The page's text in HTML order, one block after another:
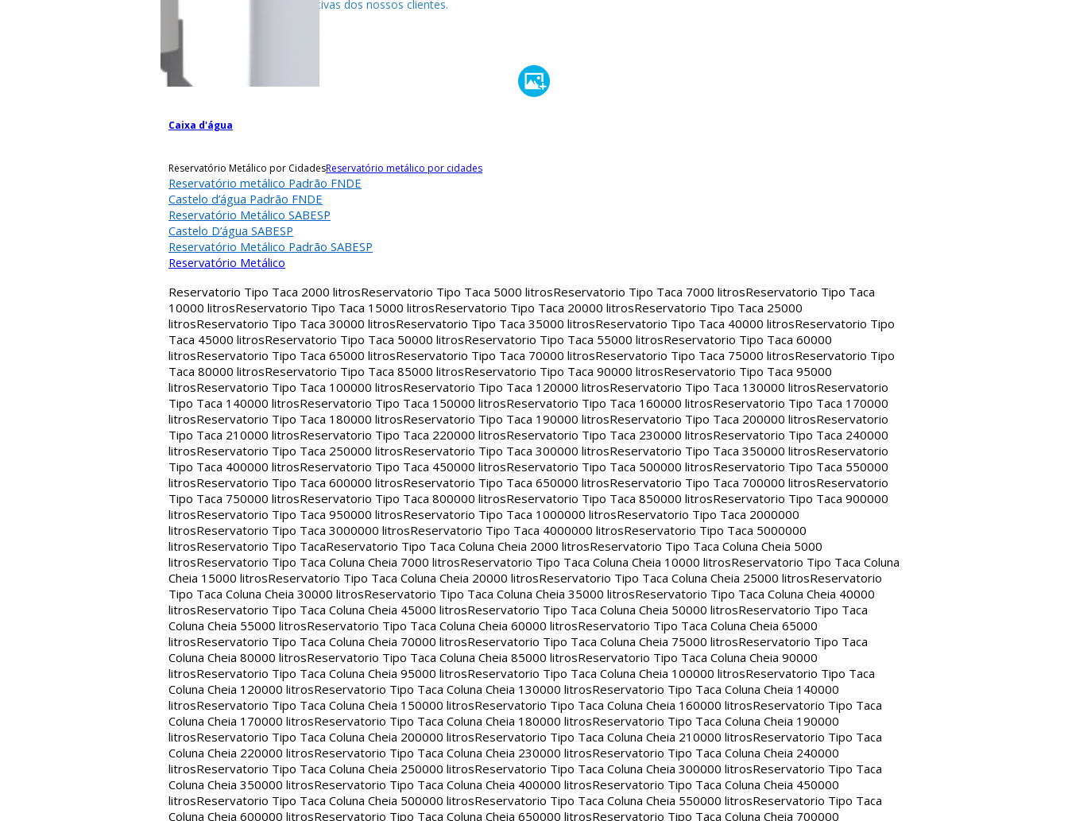
espectativas dos nossos clientes.
Caixa d'água
Reservatório Metálico por CidadesReservatório metálico por cidades
Reservatório metálico Padrão FNDE
Castelo d’água Padrão FNDE
Reservatório Metálico SABESP
Castelo D’água SABESP
Reservatório Metálico Padrão SABESP
Reservatório Metálico
Reservatorio Tipo Taca 2000 litrosReservatorio Tipo Taca 5000 litrosReservatorio Tipo Taca 7000 litrosReservatorio Tipo Taca
10000 litrosReservatorio Tipo Taca 15000 litrosReservatorio Tipo Taca 20000 litrosReservatorio Tipo Taca 25000
litrosReservatorio Tipo Taca 30000 litrosReservatorio Tipo Taca 35000 litrosReservatorio Tipo Taca 40000 litrosReservatorio Tipo
Taca 45000 litrosReservatorio Tipo Taca 50000 litrosReservatorio Tipo Taca 55000 litrosReservatorio Tipo Taca 60000
litrosReservatorio Tipo Taca 65000 litrosReservatorio Tipo Taca 70000 litrosReservatorio Tipo Taca 75000 litrosReservatorio Tipo
Taca 80000 litrosReservatorio Tipo Taca 85000 litrosReservatorio Tipo Taca 90000 litrosReservatorio Tipo Taca 95000
litrosReservatorio Tipo Taca 100000 litrosReservatorio Tipo Taca 120000 litrosReservatorio Tipo Taca 130000 litrosReservatorio
Tipo Taca 140000 litrosReservatorio Tipo Taca 150000 litrosReservatorio Tipo Taca 160000 litrosReservatorio Tipo Taca 170000
litrosReservatorio Tipo Taca 180000 litrosReservatorio Tipo Taca 190000 litrosReservatorio Tipo Taca 200000 litrosReservatorio
Tipo Taca 210000 litrosReservatorio Tipo Taca 220000 litrosReservatorio Tipo Taca 230000 litrosReservatorio Tipo Taca 240000
litrosReservatorio Tipo Taca 250000 litrosReservatorio Tipo Taca 300000 litrosReservatorio Tipo Taca 350000 litrosReservatorio
Tipo Taca 400000 litrosReservatorio Tipo Taca 450000 litrosReservatorio Tipo Taca 500000 litrosReservatorio Tipo Taca 550000
litrosReservatorio Tipo Taca 600000 litrosReservatorio Tipo Taca 650000 litrosReservatorio Tipo Taca 700000 litrosReservatorio
Tipo Taca 750000 litrosReservatorio Tipo Taca 800000 litrosReservatorio Tipo Taca 850000 litrosReservatorio Tipo Taca 900000
litrosReservatorio Tipo Taca 950000 litrosReservatorio Tipo Taca 1000000 litrosReservatorio Tipo Taca 2000000
litrosReservatorio Tipo Taca 3000000 litrosReservatorio Tipo Taca 4000000 litrosReservatorio Tipo Taca 5000000
litrosReservatorio Tipo TacaReservatorio Tipo Taca Coluna Cheia 2000 litrosReservatorio Tipo Taca Coluna Cheia 5000
litrosReservatorio Tipo Taca Coluna Cheia 7000 litrosReservatorio Tipo Taca Coluna Cheia 10000 litrosReservatorio Tipo Taca Coluna
Cheia 15000 litrosReservatorio Tipo Taca Coluna Cheia 20000 litrosReservatorio Tipo Taca Coluna Cheia 25000 litrosReservatorio
Tipo Taca Coluna Cheia 30000 litrosReservatorio Tipo Taca Coluna Cheia 35000 litrosReservatorio Tipo Taca Coluna Cheia 40000
litrosReservatorio Tipo Taca Coluna Cheia 45000 litrosReservatorio Tipo Taca Coluna Cheia 50000 litrosReservatorio Tipo Taca
Coluna Cheia 55000 litrosReservatorio Tipo Taca Coluna Cheia 60000 litrosReservatorio Tipo Taca Coluna Cheia 65000
litrosReservatorio Tipo Taca Coluna Cheia 70000 litrosReservatorio Tipo Taca Coluna Cheia 75000 litrosReservatorio Tipo Taca
Coluna Cheia 80000 litrosReservatorio Tipo Taca Coluna Cheia 85000 litrosReservatorio Tipo Taca Coluna Cheia 90000
litrosReservatorio Tipo Taca Coluna Cheia 95000 litrosReservatorio Tipo Taca Coluna Cheia 100000 litrosReservatorio Tipo Taca
Coluna Cheia 120000 litrosReservatorio Tipo Taca Coluna Cheia 130000 litrosReservatorio Tipo Taca Coluna Cheia 140000
litrosReservatorio Tipo Taca Coluna Cheia 150000 litrosReservatorio Tipo Taca Coluna Cheia 160000 litrosReservatorio Tipo Taca
Coluna Cheia 170000 litrosReservatorio Tipo Taca Coluna Cheia 180000 litrosReservatorio Tipo Taca Coluna Cheia 190000
litrosReservatorio Tipo Taca Coluna Cheia 200000 litrosReservatorio Tipo Taca Coluna Cheia 210000 litrosReservatorio Tipo Taca
Coluna Cheia 220000 litrosReservatorio Tipo Taca Coluna Cheia 230000 litrosReservatorio Tipo Taca Coluna Cheia 240000
litrosReservatorio Tipo Taca Coluna Cheia 250000 litrosReservatorio Tipo Taca Coluna Cheia 300000 litrosReservatorio Tipo Taca
Coluna Cheia 350000 litrosReservatorio Tipo Taca Coluna Cheia 400000 litrosReservatorio Tipo Taca Coluna Cheia 450000
litrosReservatorio Tipo Taca Coluna Cheia 500000 litrosReservatorio Tipo Taca Coluna Cheia 550000 litrosReservatorio Tipo Taca
Coluna Cheia 600000 litrosReservatorio Tipo Taca Coluna Cheia 650000 litrosReservatorio Tipo Taca Coluna Cheia 700000